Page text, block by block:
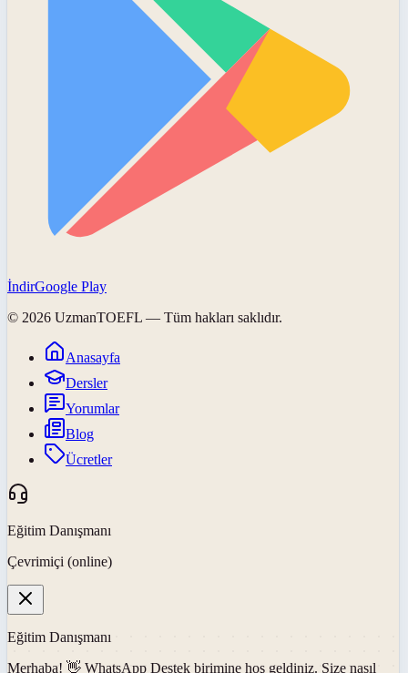
İndirGoogle Play
© 2026 UzmanTOEFL — Tüm hakları saklıdır.
Anasayfa
Dersler
Yorumlar
Blog
Ücretler
Eğitim Danışmanı
Çevrimiçi (online)
Eğitim Danışmanı
Merhaba! 👋 WhatsApp Destek birimine hoş geldiniz. Size nasıl